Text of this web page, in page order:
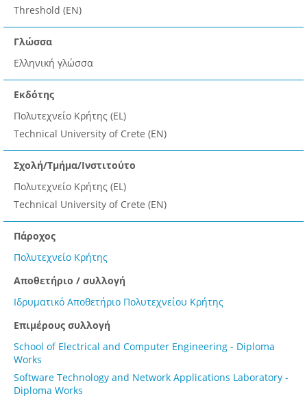
Threshold (EN)
Γλώσσα
Ελληνική γλώσσα
Εκδότης
Πολυτεχνείο Κρήτης (EL)
Technical University of Crete (EN)
Σχολή/Τμήμα/Ινστιτούτο
Πολυτεχνείο Κρήτης (EL)
Technical University of Crete (EN)
Πάροχος
Πολυτεχνείο Κρήτης
Αποθετήριο / συλλογή
Ιδρυματικό Αποθετήριο Πολυτεχνείου Κρήτης
Επιμέρους συλλογή
School of Electrical and Computer Engineering - Diploma
Works
Software Technology and Network Applications Laboratory -
Diploma Works